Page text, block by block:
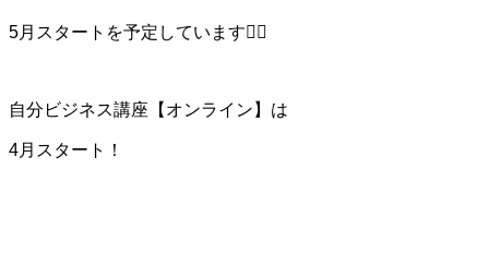
5月スタートを予定しています❤️‍🔥
自分ビジネス講座【オンライン】は
4月スタート！